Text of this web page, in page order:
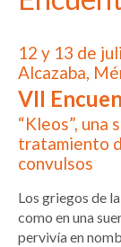
12 y 13 de
Alcazaba,
VII
“Kleos”,
tratamiento
convulsos
Los griegos de
como en una
pervivía en